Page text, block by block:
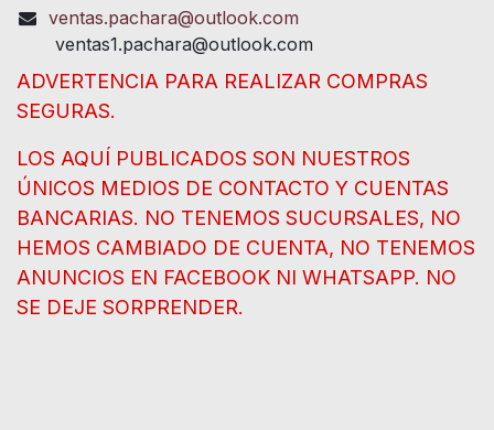
ventas.pachara@outlook.com
ventas1.pachara@outlook.com
ADVERTENCIA PARA REALIZAR COMPRAS
SEGURAS.
LOS AQUÍ PUBLICADOS SON NUESTROS
ÚNICOS MEDIOS DE CONTACTO Y CUENTAS
BANCARIAS. NO TENEMOS SUCURSALES, NO
HEMOS CAMBIADO DE CUENTA, NO TENEMOS
ANUNCIOS EN FACEBOOK NI WHATSAPP. NO
SE DEJE SORPRENDER.